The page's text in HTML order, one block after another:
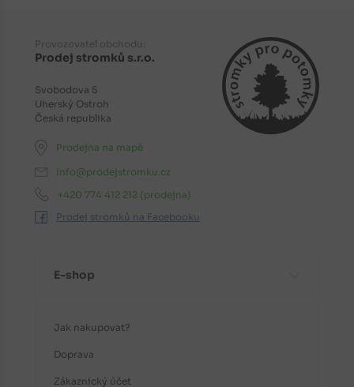
Provozovatel obchodu:
Prodej stromků s.r.o.
Svobodova 5
Uherský Ostroh
Česká republika
Prodejna na mapě
info@prodejstromku.cz
+420 774 412 212 (prodejna)
Prodej stromků na Facebooku
E-shop
Jak nakupovat?
Doprava
Zákaznický účet